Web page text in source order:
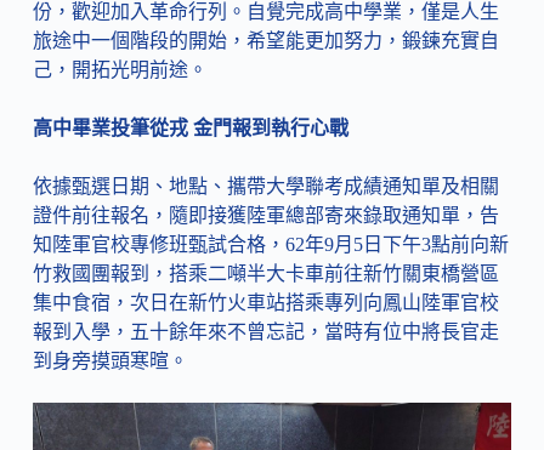
份，歡迎加入革命行列。自覺完成高中學業，僅是人生
旅途中一個階段的開始，希望能更加努力，鍛鍊充實自
己，開拓光明前途。
高中畢業投筆從戎 金門報到執行心戰
依據甄選日期、地點、攜帶大學聯考成績通知單及相關
證件前往報名，隨即接獲陸軍總部寄來錄取通知單，告
知陸軍官校專修班甄試合格，62年9月5日下午3點前向新
竹救國團報到，搭乘二噸半大卡車前往新竹關東橋營區
集中食宿，次日在新竹火車站搭乘專列向鳳山陸軍官校
報到入學，五十餘年來不曾忘記，當時有位中將長官走
到身旁摸頭寒暄。